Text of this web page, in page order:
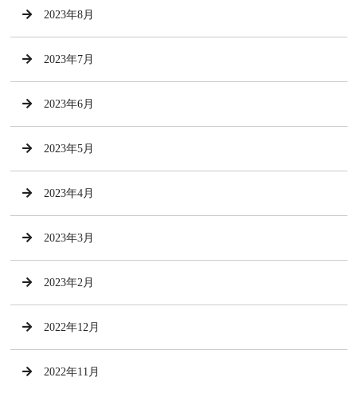
2023年8月
2023年7月
2023年6月
2023年5月
2023年4月
2023年3月
2023年2月
2022年12月
2022年11月